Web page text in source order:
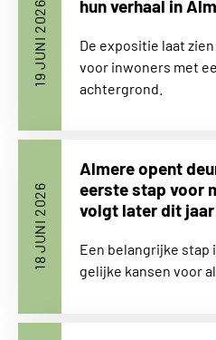
hun verhaal in
19 JUNI 2026
De expositie laat
voor inwoners met
achtergrond.
Almere opent
eerste stap voor
volgt later dit jaar
18 JUNI 2026
Een belangrijke stap
gelijke kansen voor